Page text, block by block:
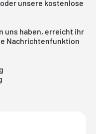
unsere kostenlose
uns haben, erreicht ihr
Nachrichtenfunktion